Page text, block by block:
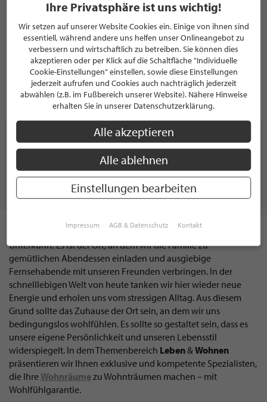
edel weiss Interieur Karina Krause
WOHNACCESSOIRE
Am Bach 10
33602 Bielefeld
Deutschland
PROFIL
WEITERE PARTNER ZEIGEN
LEBEN & WOHNEN
Das eigene Zuhause ist heutzutage nicht mehr nur eine reine
Unterkunft. Es ist der Ort, an dem wir die Familie zu
gemütlichen Abendessen einladen und ausgiebige
Fernsehabende mit unseren Freunden verbringen. In der
schnelllebigen Welt von heute tanken wir hier wieder neue
Energie und erholen uns vom stressigen Alltag. Aus diesem
Grund sollte das Zuhause der Ort sein, an dem wir uns
bedingungslos wohlfühlen. Es sollte so gestaltet sein, dass es
unsere eigene Persönlichkeit und unseren Lebensstil
widerspiegelt. In dem Themenbereich Leben&Wohnen
präsentieren wir Ihnen exklusive und kompetente Spezialisten,
die IhreWohnräumezu Wohnträumen machen – mit
Wohlfühlgarantie.
Ihre Privatsphäre ist uns wichtig!
Wir setzen auf unserer Website Cookies ein. Einige von ihnen sind
essentiell, während andere uns helfen unser Onlineangebot zu
verbessern und wirtschaftlich zu betreiben. Sie können dies
akzeptieren oder per Klick auf die Schaltfläche "Individuelle
Cookie-Einstellungen" einstellen, sowie diese Einstellungen
jederzeit aufrufen und Cookies auch nachträglich jederzeit
abwählen (z.B. im Fußbereich unserer Website). Nähere Hinweise
erhalten Sie in unserer Datenschutzerklärung.
Alle akzeptieren
Alle ablehnen
Einstellungen bearbeiten
Impressum AGB & Datenschutz Kontakt